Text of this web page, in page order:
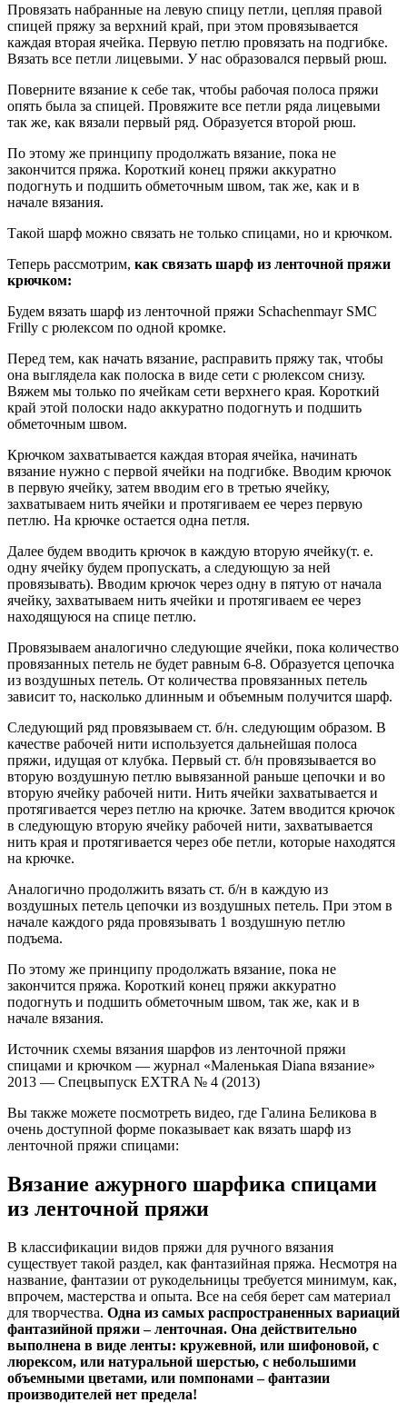
Провязать набранные на левую спицу петли, цепляя правой
спицей пряжу за верхний край, при этом провязывается
каждая вторая ячейка. Первую петлю провязать на подгибке.
Вязать все петли лицевыми. У нас образовался первый рюш.
Поверните вязание к себе так, чтобы рабочая полоса пряжи
опять была за спицей. Провяжите все петли ряда лицевыми
так же, как вязали первый ряд. Образуется второй рюш.
По этому же принципу продолжать вязание, пока не
закончится пряжа. Короткий конец пряжи аккуратно
подогнуть и подшить обметочным швом, так же, как и в
начале вязания.
Такой шарф можно связать не только спицами, но и крючком.
Теперь рассмотрим, как связать шарф из ленточной пряжи
крючком:
Будем вязать шарф из ленточной пряжи Schachenmayr SMC
Frilly с рюлексом по одной кромке.
Перед тем, как начать вязание, расправить пряжу так, чтобы
она выглядела как полоска в виде сети с рюлексом снизу.
Вяжем мы только по ячейкам сети верхнего края. Короткий
край этой полоски надо аккуратно подогнуть и подшить
обметочным швом.
Крючком захватывается каждая вторая ячейка, начинать
вязание нужно с первой ячейки на подгибке. Вводим крючок
в первую ячейку, затем вводим его в третью ячейку,
захватываем нить ячейки и протягиваем ее через первую
петлю. На крючке остается одна петля.
Далее будем вводить крючок в каждую вторую ячейку(т. е.
одну ячейку будем пропускать, а следующую за ней
провязывать). Вводим крючок через одну в пятую от начала
ячейку, захватываем нить ячейки и протягиваем ее через
находящуюся на спице петлю.
Провязываем аналогично следующие ячейки, пока количество
провязанных петель не будет равным 6-8. Образуется цепочка
из воздушных петель. От количества провязанных петель
зависит то, насколько длинным и объемным получится шарф.
Следующий ряд провязываем ст. б/н. следующим образом. В
качестве рабочей нити используется дальнейшая полоса
пряжи, идущая от клубка. Первый ст. б/н провязывается во
вторую воздушную петлю вывязанной раньше цепочки и во
вторую ячейку рабочей нити. Нить ячейки захватывается и
протягивается через петлю на крючке. Затем вводится крючок
в следующую вторую ячейку рабочей нити, захватывается
нить края и протягивается через обе петли, которые находятся
на крючке.
Аналогично продолжить вязать ст. б/н в каждую из
воздушных петель цепочки из воздушных петель. При этом в
начале каждого ряда провязывать 1 воздушную петлю
подъема.
По этому же принципу продолжать вязание, пока не
закончится пряжа. Короткий конец пряжи аккуратно
подогнуть и подшить обметочным швом, так же, как и в
начале вязания.
Источник схемы вязания шарфов из ленточной пряжи
спицами и крючком — журнал «Маленькая Diana вязание»
2013 — Спецвыпуск EXTRA № 4 (2013)
Вы также можете посмотреть видео, где Галина Беликова в
очень доступной форме показывает как вязать шарф из
ленточной пряжи спицами:
Вязание ажурного шарфика спицами
из ленточной пряжи
В классификации видов пряжи для ручного вязания
существует такой раздел, как фантазийная пряжа. Несмотря на
название, фантазии от рукодельницы требуется минимум, как,
впрочем, мастерства и опыта. Все на себя берет сам материал
для творчества. Одна из самых распространенных вариаций
фантазийной пряжи – ленточная. Она действительно
выполнена в виде ленты: кружевной, или шифоновой, с
люрексом, или натуральной шерстью, с небольшими
объемными цветами, или помпонами – фантазии
производителей нет предела!